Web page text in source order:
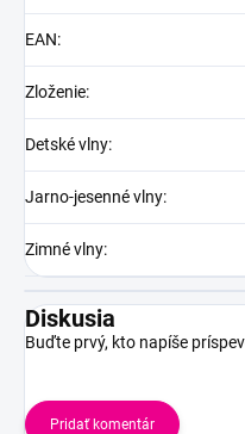
EAN:
Zloženie:
Detské vlny:
Jarno-jesenné vlny:
Zimné vlny:
Diskusia
Buďte prvý, kto napíše
Pridať komentár